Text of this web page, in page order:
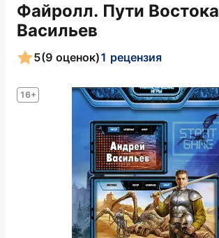
Файролл. Пути Востока
Васильев
16+
5(9 оценок)1 рецензия